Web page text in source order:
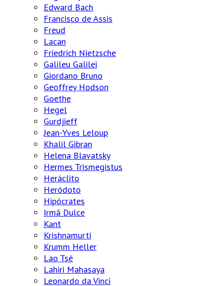
Edward Bach
Francisco de Assis
Freud
Lacan
Friedrich Nietzsche
Galileu Galilei
Giordano Bruno
Geoffrey Hodson
Goethe
Hegel
Gurdjieff
Jean-Yves Leloup
Khalil Gibran
Helena Blavatsky
Hermes Trismegistus
Heráclito
Heródoto
Hipócrates
Irmã Dulce
Kant
Krishnamurti
Krumm Heller
Lao Tsé
Lahiri Mahasaya
Leonardo da Vinci